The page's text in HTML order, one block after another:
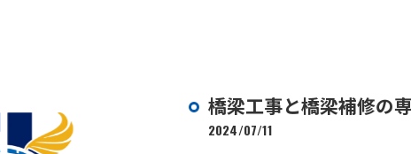
橋梁工事と橋梁補修の
2024/07/11